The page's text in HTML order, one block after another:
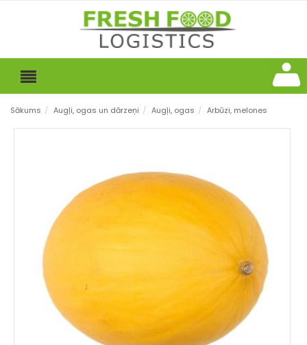
Sākums / Augļi, ogas un dārzeņi / Augļi, ogas / Arbūzi, melones